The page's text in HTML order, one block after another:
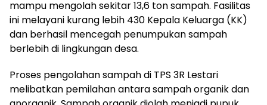
mampu mengolah sekitar 13,6 ton sampah. Fasilitas
ini melayani kurang lebih 430 Kepala Keluarga (KK)
dan berhasil mencegah penumpukan sampah
berlebih di lingkungan desa.
Proses pengolahan sampah di TPS 3R Lestari
melibatkan pemilahan antara sampah organik dan